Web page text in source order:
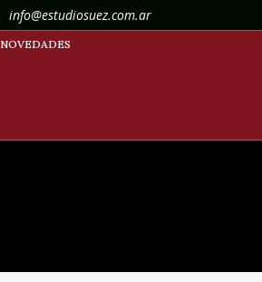
info@estudiosuez.com.ar
NOVEDADES